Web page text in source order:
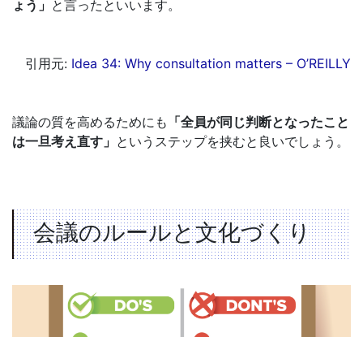
ょう」 と言ったといいます。
引用元: Idea 34: Why consultation matters – O’REILLY
議論の質を高めるためにも 「全員が同じ判断となったこと
は一旦考え直す」 というステップを挟むと良いでしょう。
会議のルールと文化づくり